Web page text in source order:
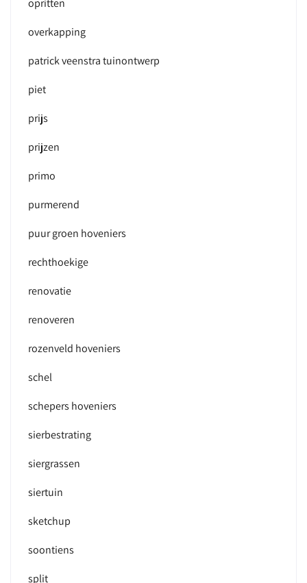
opritten
overkapping
patrick veenstra tuinontwerp
piet
prijs
prijzen
primo
purmerend
puur groen hoveniers
rechthoekige
renovatie
renoveren
rozenveld hoveniers
schel
schepers hoveniers
sierbestrating
siergrassen
siertuin
sketchup
soontiens
split